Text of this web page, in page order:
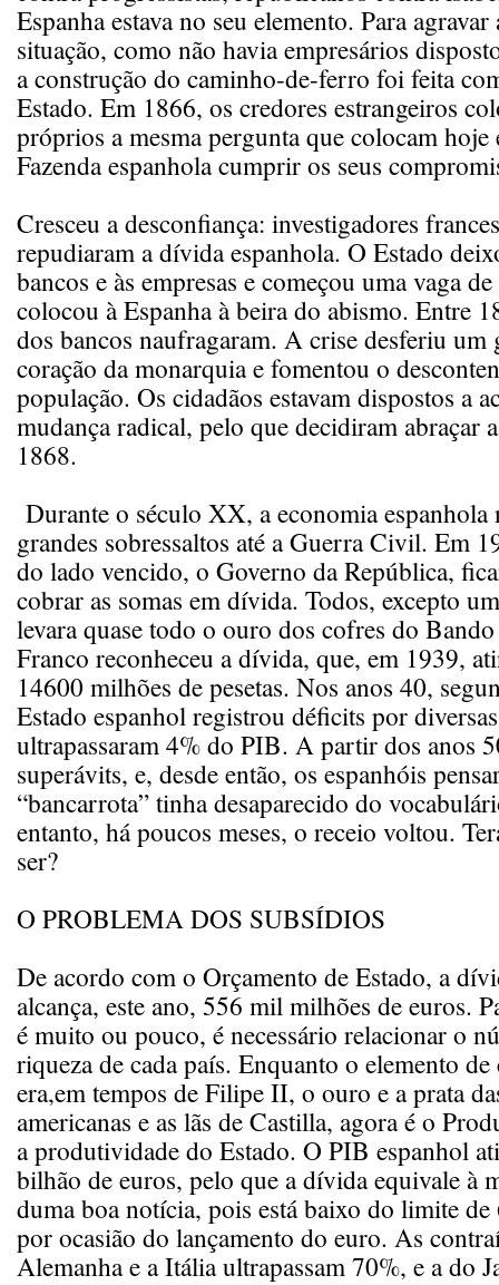
Espanha estava no seu elemento. Para
situação, como não havia empresários
a construção do caminho-de-ferro foi feita
Estado. Em 1866, os credores estrangeiros
próprios a mesma pergunta que colocam hoje
Fazenda espanhola cumprir os seus
Cresceu a desconfiança: investigadores
repudiaram a dívida espanhola. O Estado
bancos e às empresas e começou uma vaga
colocou à Espanha à beira do abismo. Entre
dos bancos naufragaram. A crise desferiu um
coração da monarquia e fomentou o
população. Os cidadãos estavam dispostos a
mudança radical, pelo que decidiram abraçar
1868.
Durante o século XX, a economia espanhola
grandes sobressaltos até a Guerra Civil. Em
do lado vencido, o Governo da República,
cobrar as somas em dívida. Todos, excepto
levara quase todo o ouro dos cofres do
Franco reconheceu a dívida, que, em 1939,
14600 milhões de pesetas. Nos anos 40,
Estado espanhol registrou déficits por
ultrapassaram 4% do PIB. A partir dos anos
superávits, e, desde então, os espanhóis
“bancarrota” tinha desaparecido do
entanto, há poucos meses, o receio voltou.
ser?
O PROBLEMA DOS SUBSÍDIOS
De acordo com o Orçamento de Estado, a
alcança, este ano, 556 mil milhões de euros.
é muito ou pouco, é necessário relacionar o
riqueza de cada país. Enquanto o elemento de
era,em tempos de Filipe II, o ouro e a prata
americanas e as lãs de Castilla, agora é o
a produtividade do Estado. O PIB espanhol
bilhão de euros, pelo que a dívida equivale à
duma boa notícia, pois está baixo do limite de
por ocasião do lançamento do euro. As
Alemanha e a Itália ultrapassam 70%, e a do